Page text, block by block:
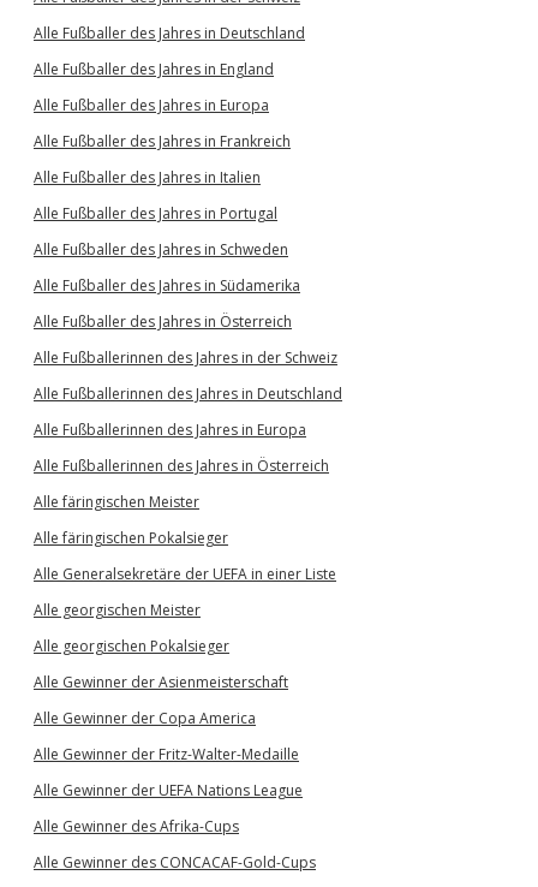
Alle Fußballer des Jahres in Deutschland
Alle Fußballer des Jahres in England
Alle Fußballer des Jahres in Europa
Alle Fußballer des Jahres in Frankreich
Alle Fußballer des Jahres in Italien
Alle Fußballer des Jahres in Portugal
Alle Fußballer des Jahres in Schweden
Alle Fußballer des Jahres in Südamerika
Alle Fußballer des Jahres in Österreich
Alle Fußballerinnen des Jahres in der Schweiz
Alle Fußballerinnen des Jahres in Deutschland
Alle Fußballerinnen des Jahres in Europa
Alle Fußballerinnen des Jahres in Österreich
Alle färingischen Meister
Alle färingischen Pokalsieger
Alle Generalsekretäre der UEFA in einer Liste
Alle georgischen Meister
Alle georgischen Pokalsieger
Alle Gewinner der Asienmeisterschaft
Alle Gewinner der Copa America
Alle Gewinner der Fritz-Walter-Medaille
Alle Gewinner der UEFA Nations League
Alle Gewinner des Afrika-Cups
Alle Gewinner des CONCACAF-Gold-Cups